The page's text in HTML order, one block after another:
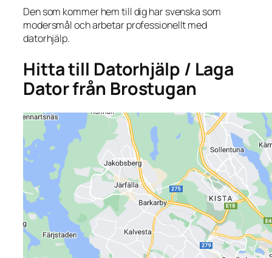
Den som kommer hem till dig har svenska som
modersmål och arbetar professionellt med
datorhjälp.
Hitta till Datorhjälp / Laga
Dator från Brostugan